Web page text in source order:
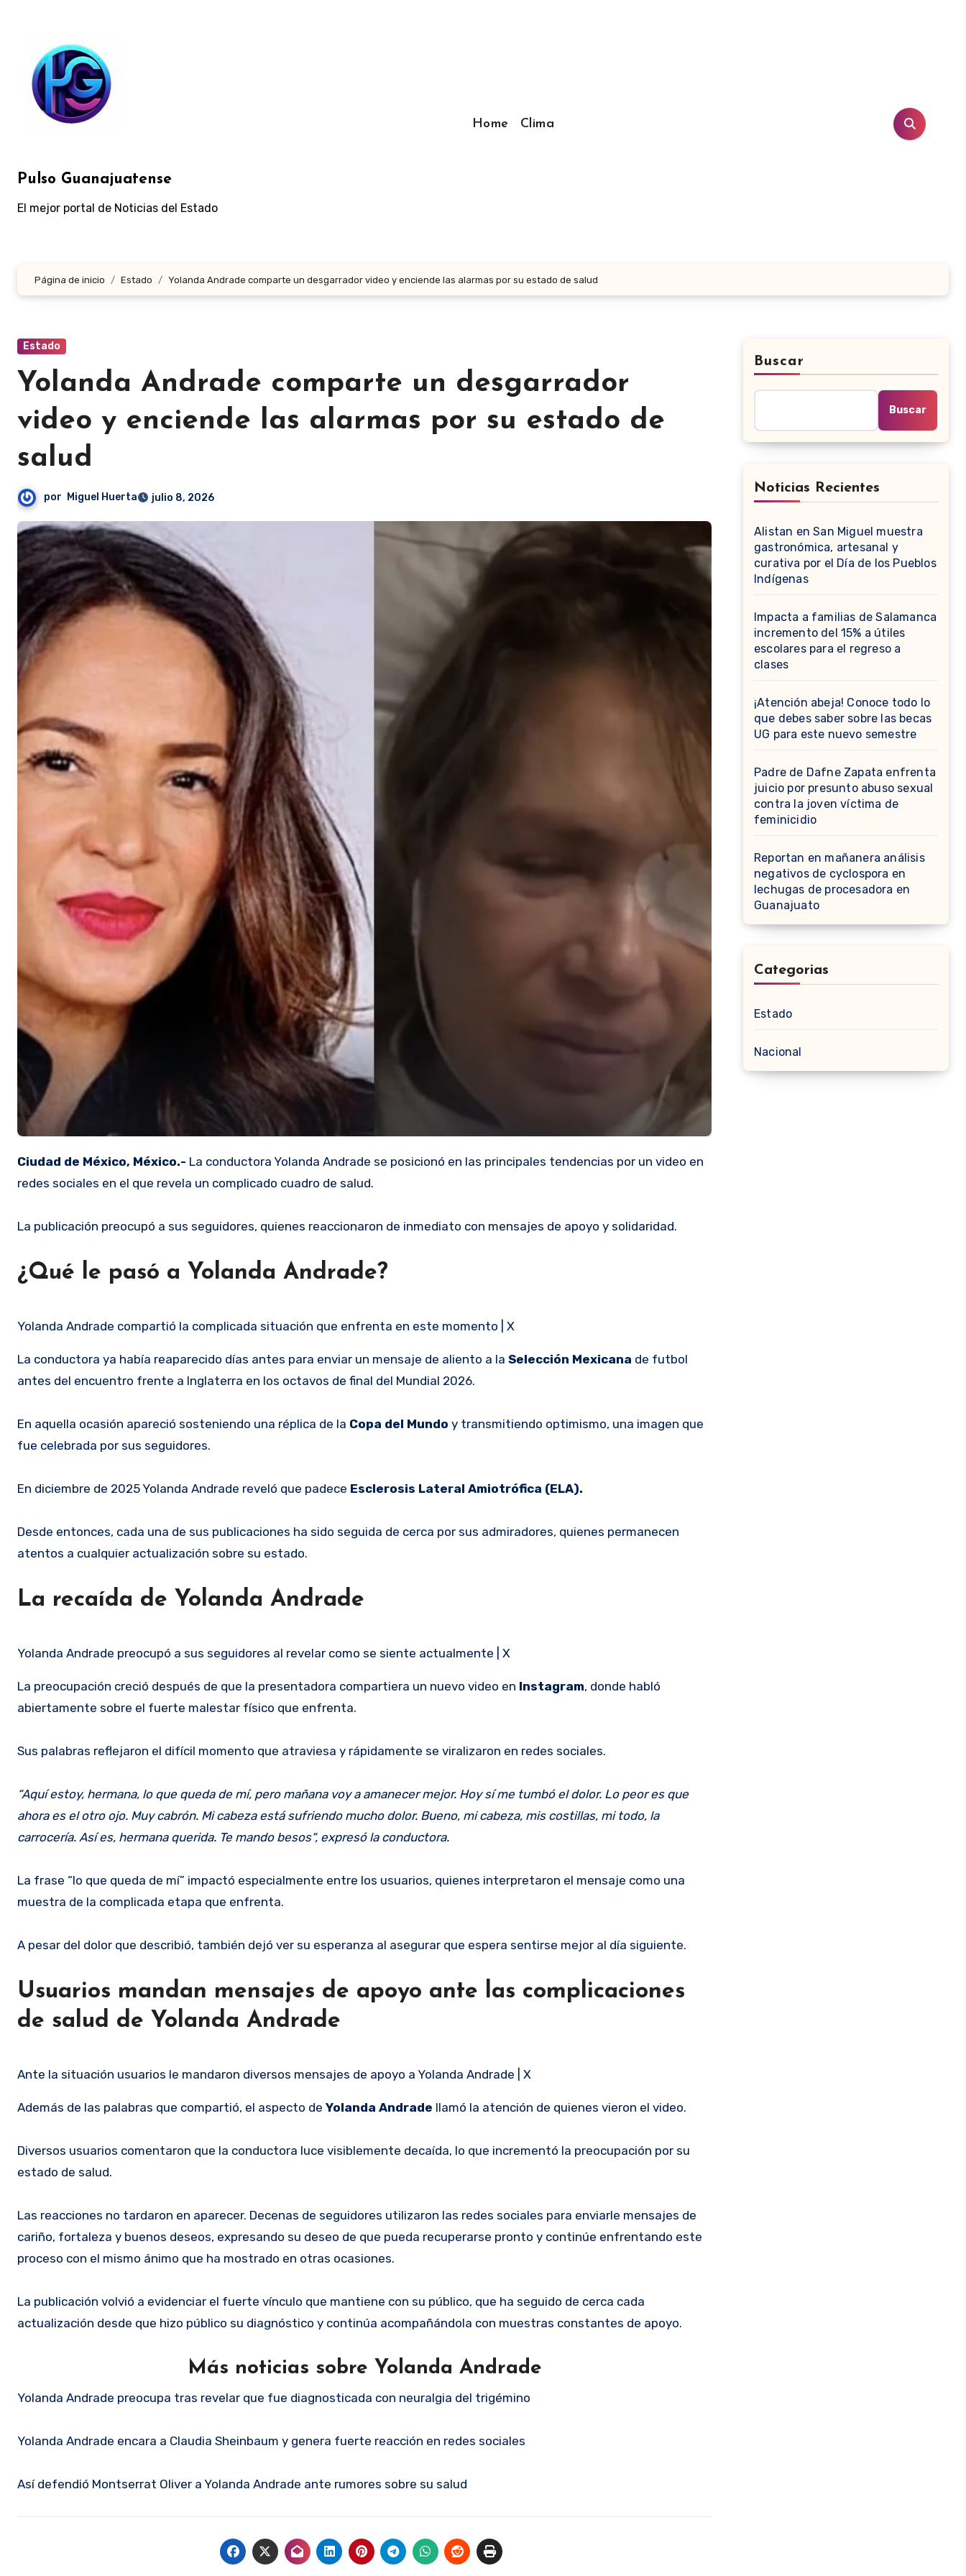
contenido
Pulso Guanajuatense
El mejor portal de Noticias del Estado
Home Clima
Página de inicio Estado Yolanda Andrade comparte un desgarrador video y enciende las alarmas por su estado de salud
Estado
Yolanda Andrade comparte un desgarrador
video y enciende las alarmas por su estado de
salud
por Miguel Huerta julio 8, 2026
Ciudad de México, México.- La conductora Yolanda Andrade se posicionó en las principales tendencias por un video en
redes sociales en el que revela un complicado cuadro de salud.
La publicación preocupó a sus seguidores, quienes reaccionaron de inmediato con mensajes de apoyo y solidaridad.
¿Qué le pasó a Yolanda Andrade?
Yolanda Andrade compartió la complicada situación que enfrenta en este momento | X
La conductora ya había reaparecido días antes para enviar un mensaje de aliento a la Selección Mexicana de futbol
antes del encuentro frente a Inglaterra en los octavos de final del Mundial 2026.
En aquella ocasión apareció sosteniendo una réplica de la Copa del Mundo y transmitiendo optimismo, una imagen que
fue celebrada por sus seguidores.
En diciembre de 2025 Yolanda Andrade reveló que padece Esclerosis Lateral Amiotrófica (ELA).
Desde entonces, cada una de sus publicaciones ha sido seguida de cerca por sus admiradores, quienes permanecen
atentos a cualquier actualización sobre su estado.
La recaída de Yolanda Andrade
Yolanda Andrade preocupó a sus seguidores al revelar como se siente actualmente | X
La preocupación creció después de que la presentadora compartiera un nuevo video en Instagram, donde habló
abiertamente sobre el fuerte malestar físico que enfrenta.
Sus palabras reflejaron el difícil momento que atraviesa y rápidamente se viralizaron en redes sociales.
“Aquí estoy, hermana, lo que queda de mí, pero mañana voy a amanecer mejor. Hoy sí me tumbó el dolor. Lo peor es que
ahora es el otro ojo. Muy cabrón. Mi cabeza está sufriendo mucho dolor. Bueno, mi cabeza, mis costillas, mi todo, la
carrocería. Así es, hermana querida. Te mando besos“, expresó la conductora.
La frase “lo que queda de mí” impactó especialmente entre los usuarios, quienes interpretaron el mensaje como una
muestra de la complicada etapa que enfrenta.
A pesar del dolor que describió, también dejó ver su esperanza al asegurar que espera sentirse mejor al día siguiente.
Usuarios mandan mensajes de apoyo ante las complicaciones
de salud de Yolanda Andrade
Ante la situación usuarios le mandaron diversos mensajes de apoyo a Yolanda Andrade | X
Además de las palabras que compartió, el aspecto de Yolanda Andrade llamó la atención de quienes vieron el video.
Diversos usuarios comentaron que la conductora luce visiblemente decaída, lo que incrementó la preocupación por su
estado de salud.
Las reacciones no tardaron en aparecer. Decenas de seguidores utilizaron las redes sociales para enviarle mensajes de
cariño, fortaleza y buenos deseos, expresando su deseo de que pueda recuperarse pronto y continúe enfrentando este
proceso con el mismo ánimo que ha mostrado en otras ocasiones.
La publicación volvió a evidenciar el fuerte vínculo que mantiene con su público, que ha seguido de cerca cada
actualización desde que hizo público su diagnóstico y continúa acompañándola con muestras constantes de apoyo.
Más noticias sobre Yolanda Andrade
Yolanda Andrade preocupa tras revelar que fue diagnosticada con neuralgia del trigémino
Yolanda Andrade encara a Claudia Sheinbaum y genera fuerte reacción en redes sociales
Así defendió Montserrat Oliver a Yolanda Andrade ante rumores sobre su salud
Buscar
Buscar
Noticias Recientes
Alistan en San Miguel muestra
gastronómica, artesanal y
curativa por el Día de los Pueblos
Indígenas
Impacta a familias de Salamanca
incremento del 15% a útiles
escolares para el regreso a
clases
¡Atención abeja! Conoce todo lo
que debes saber sobre las becas
UG para este nuevo semestre
Padre de Dafne Zapata enfrenta
juicio por presunto abuso sexual
contra la joven víctima de
feminicidio
Reportan en mañanera análisis
negativos de cyclospora en
lechugas de procesadora en
Guanajuato
Categorias
Estado
Nacional